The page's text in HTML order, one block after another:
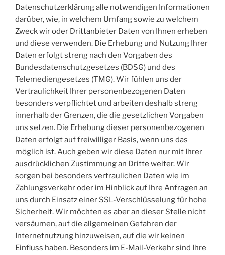
Datenschutzerklärung alle notwendigen Informationen
darüber, wie, in welchem Umfang sowie zu welchem
Zweck wir oder Drittanbieter Daten von Ihnen erheben
und diese verwenden. Die Erhebung und Nutzung Ihrer
Daten erfolgt streng nach den Vorgaben des
Bundesdatenschutzgesetzes (BDSG) und des
Telemediengesetzes (TMG). Wir fühlen uns der
Vertraulichkeit Ihrer personenbezogenen Daten
besonders verpflichtet und arbeiten deshalb streng
innerhalb der Grenzen, die die gesetzlichen Vorgaben
uns setzen. Die Erhebung dieser personenbezogenen
Daten erfolgt auf freiwilliger Basis, wenn uns das
möglich ist. Auch geben wir diese Daten nur mit Ihrer
ausdrücklichen Zustimmung an Dritte weiter. Wir
sorgen bei besonders vertraulichen Daten wie im
Zahlungsverkehr oder im Hinblick auf Ihre Anfragen an
uns durch Einsatz einer SSL-Verschlüsselung für hohe
Sicherheit. Wir möchten es aber an dieser Stelle nicht
versäumen, auf die allgemeinen Gefahren der
Internetnutzung hinzuweisen, auf die wir keinen
Einfluss haben. Besonders im E-Mail-Verkehr sind Ihre